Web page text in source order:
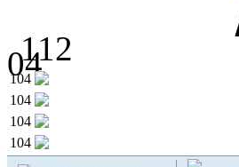
04
112
104
104
104
104